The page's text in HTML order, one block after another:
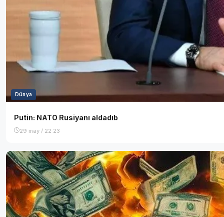
Dünya
Putin: NATO Rusiyanı aldadıb
29 may / 22:23